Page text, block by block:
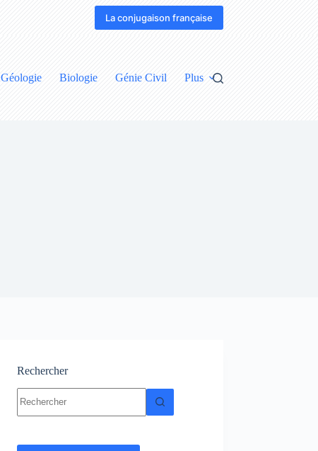
La conjugaison française
Géologie Biologie Génie Civil Plus
Rechercher
résultat